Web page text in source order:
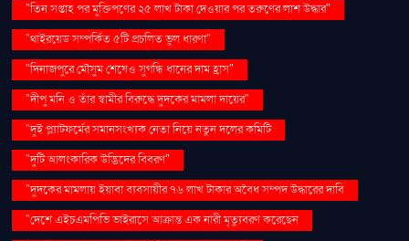
"তিন সপ্তাহ পর মুক্তিপণের ২৫ লাখ টাকা দেওয়ার পর তরুণের লাশ উদ্ধার"
"থাইরয়েড সম্পর্কিত ৫টি প্রচলিত ভুল ধারণা"
"দিনাজপুরে মৌসুম শেষেও সুগন্ধি ধানের দাম হ্রাস"
"দীপু মনি ও তাঁর স্বামীর বিরুদ্ধে দুদকের মামলা দায়ের"
"দুই প্ল্যাটফর্মের সমানসংখ্যক নেতা নিয়ে নতুন দলের কমিটি
"দুটি আলংকারিক উদ্ভিদের বিবরণ"
"দুদকের মামলায় ইয়াবা ব্যবসায়ীর ৭৬ লাখ টাকার অবৈধ সম্পদ উদ্ধারের দাবি
"দেশে এইচএমপিভি ভাইরাসে আক্রান্ত এক নারী মৃত্যুবরণ করেছেন